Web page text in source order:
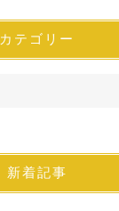
カテゴリー
新着記事